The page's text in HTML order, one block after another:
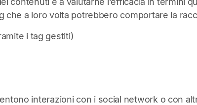
che a loro volta potrebbero comportare la
i tag gestiti)
interazioni con i social network o con